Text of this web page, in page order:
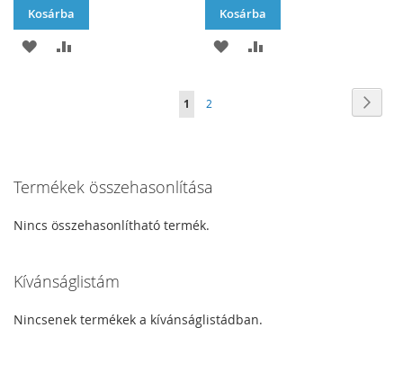
Kosárba
HOZZÁADÁSÖSSZEHASONLÍTÁSHOZ
Kosárba
HOZZÁADÁS
Oldal
You're
page
1 Oldal
2
Termékek összehasonlítása
Nincs összehasonlítható termék.
Kívánságlistám
Nincsenek termékek a kívánságlistádban.